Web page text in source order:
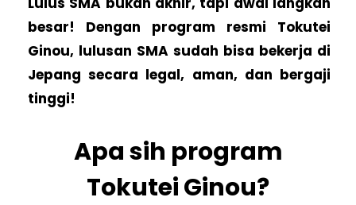
besar! Dengan program resmi Tokutei
Ginou, lulusan SMA sudah bisa bekerja di
Jepang secara legal, aman, dan bergaji
tinggi!
Apa sih program
Tokutei Ginou?